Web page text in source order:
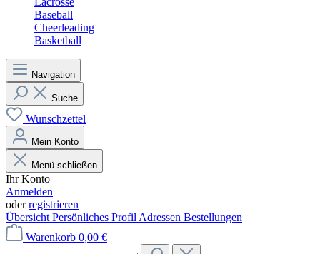
Baseball
Cheerleading
Basketball
Navigation
Suche
Wunschzettel
Mein Konto
Menü schließen
Ihr Konto
Anmelden
oderregistrieren
Übersicht Persönliches Profil Adressen Bestellungen
Warenkorb 0,00 €